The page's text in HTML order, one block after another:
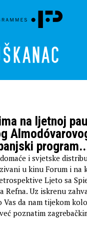
na ljetnoj
i svjetske
u kinu Forum i na
Ljeto sa
Refna. Uz iskrenu
da nam tijekom
poznatim